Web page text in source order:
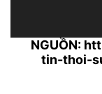
NGUỒN:
tin-thoi-